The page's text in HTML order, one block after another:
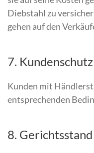
Diebstahl zu
gehen auf den
7. Kundenschutz
Kunden mit
entsprechenden
8. Gerichtsstand